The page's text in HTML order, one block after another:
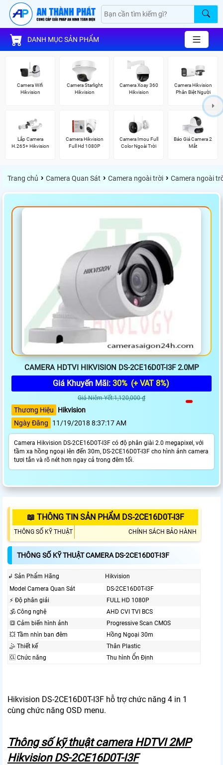
DANH MỤC SẢN PHẨM
Camera Wifi
Hikvision
Camera Starlight
Hikvision
Camera Xoay 360
Hikvision
Camera Hikvision
Phân Biệt Người
Lắp Camera
H.265+ Hikvision
Camera Hikvision
Full Hd 1080P
Camera Imou Full
Color Ngoài Trời
Báo Giá Camera 2
Mắt
Trang chủ › Camera Quan Sát › Camera ngoài trời › Camera ngoài
CAMERA HDTVI HIKVISION DS-2CE16D0T-I3F 2.0MP
Giá Khuyến Mãi: 30% (+ VAT 8%)
Giá Niêm Yết:1,120,000 ₫
Thương Hiệu
Hikvision
Ngày Đăng
11/19/2018 8:37:17 AM
Camera Hikvision DS-2CE16D0T-I3F có độ phân giài 2.0 megapixel, với
tầm xa hồng ngoại lên đến 30m, DS-2CE16D0T-I3F cho hình ảnh camera
tươi tắn và rõ nét hơn ngay cả trong đêm tối.
📖 THÔNG TIN SẢN PHẨM DS-2CE16D0T-I3F
THÔNG SỐ KỸ THUẬT CHÍNH SÁCH BẢO HÀNH
THÔNG SỐ KỸ THUẬT CAMERA DS-2CE16D0T-I3F
↲ Sản Phẩm Hãng
Hikvision
Model Camera Quan Sát
DS-2CE16D0T-I3F
️⚡ Độ phân giải
FULL HD 1080P
🕉️ Công nghệ
AHD CVI TVI BCS
🔳 Cảm biến hình ảnh
Progressive Scan CMOS
💥 Tầm nhìn ban đêm
Hồng Ngoại 30m
🤹 Thiết kế
Thân Plastic
🆑 Chức năng
Thu hình Ổn Định
Hikvision DS-2CE16D0T-I3F hỗ trợ chức năng 4 in 1
cùng chức năng OSD menu.
Thông số kỹ thuật camera HDTVI 2MP
Hikvision DS-2CE16D0T-I3F